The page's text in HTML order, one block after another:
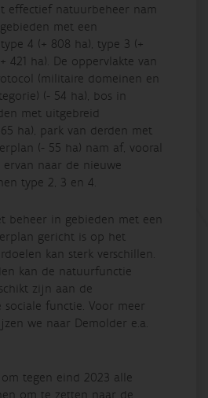
effectief natuurbeheer nam
met een
4 (+ 808 ha), type 3 (+
421 ha). De oppervlakte van
(militaire domeinen en
(- 54 ha), bos in
met uitgebreid
ha), park van derden met
(- 55 ha) nam af, vooral
naar de nieuwe
type 2, 3 en 4.
beheer in gebieden met een
gericht is op het
kan sterk verschillen.
kan de natuurfunctie
zijn aan de
functie. Voor meer
we naar Demolder e.a.
tegen eind 2023 alle
om te zetten naar de